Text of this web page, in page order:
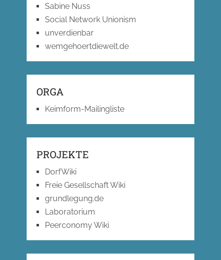
Sabine Nuss
Social Network Unionism
unverdienbar
wemgehoertdiewelt.de
ORGA
Keimform-Mailingliste
PROJEKTE
DorfWiki
Freie Gesellschaft Wiki
grundlegung.de
Laboratorium
Peerconomy Wiki